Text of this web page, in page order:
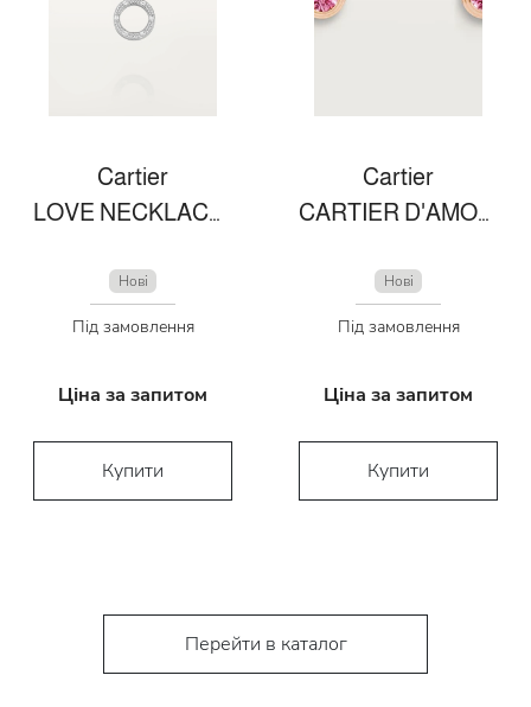
Cartier
LOVE NECKLACE, DIAMOND-PAVED
Нові
Під замовлення
Ціна за запитом
Купити
Cartier
CARTIER D'AMOUR EARRINGS
Нові
Під замовлення
Ціна за запитом
Купити
Перейти в каталог